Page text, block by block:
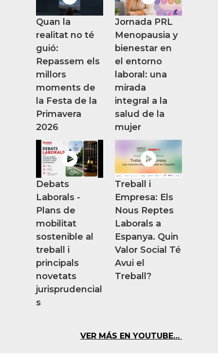
Quan la
realitat no té
guió:
Repassem els
millors
moments de
la Festa de la
Primavera
2026
Jornada PRL
Menopausia y
bienestar en
el entorno
laboral: una
mirada
integral a la
salud de la
mujer
Debats
Laborals -
Plans de
mobilitat
sostenible al
treball i
principals
novetats
jurisprudencial
s
Treball i
Empresa: Els
Nous Reptes
Laborals a
Espanya. Quin
Valor Social Té
Avui el
Treball?
VER MÁS EN YOUTUBE…